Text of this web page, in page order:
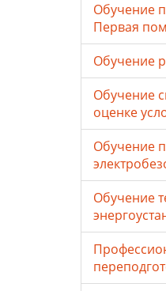
Обучение
Первая
Обучение
Обучение
оценке
Обучение
Обучение